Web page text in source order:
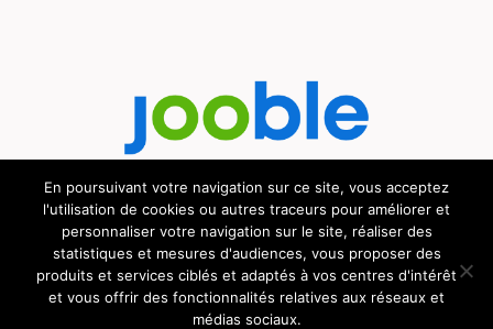
Découvrez le métier de la cuisine.
© GOURMICOM 2019 - 2026 - HÉBERGÉ CHEZ
En poursuivant votre navigation sur ce site, vous acceptez
l'utilisation de cookies ou autres traceurs pour améliorer et
personnaliser votre navigation sur le site, réaliser des
statistiques et mesures d'audiences, vous proposer des
produits et services ciblés et adaptés à vos centres d'intérêt
et vous offrir des fonctionnalités relatives aux réseaux et
médias sociaux.